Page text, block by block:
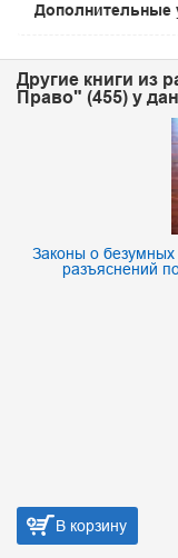
Дополнительные
Другие книги из
Право" (455) у
Законы о
разъяснений
В корзину